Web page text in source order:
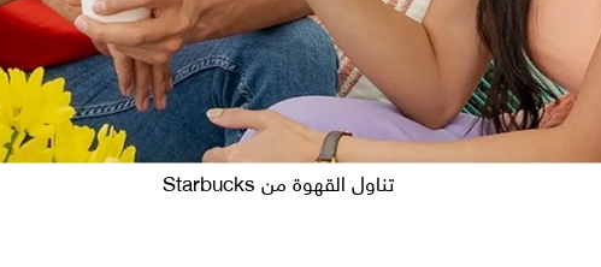
تناول القهوة من Starbucks